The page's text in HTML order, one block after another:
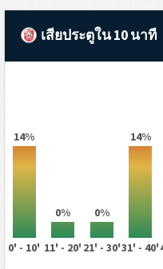
เสียประตูใน 10 นาที
14%
0% 0%
14%
0' - 10' 11' - 20' 21' - 30'31' - 40'